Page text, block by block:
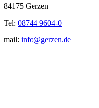
84175 Gerzen
Tel: 08744 9604-0
mail: info@gerzen.de